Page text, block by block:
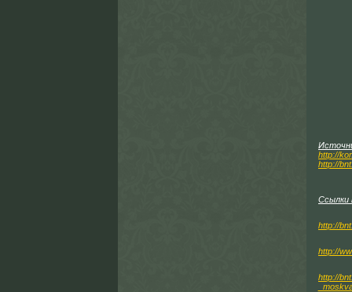
http://
http://
Ссылки
http://
http://
http://